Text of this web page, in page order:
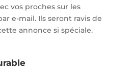
vos proches sur les
e-mail. Ils seront ravis de
annonce si spéciale.